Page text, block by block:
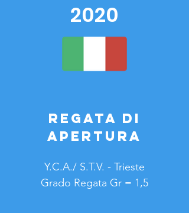
2020
REGATA DI
APERTURA
Y.C.A./ S.T.V. - Trieste
Grado Regata Gr = 1,5